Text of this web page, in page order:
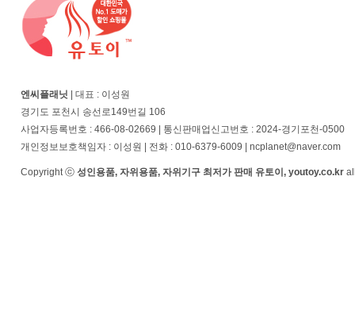
엔씨플래닛 | 대표 : 이성원
경기도 포천시 송선로149번길 106
사업자등록번호 : 466-08-02669 | 통신판매업신고번호 : 2024-경기포천-0500
개인정보보호책임자 : 이성원 | 전화 : 010-6379-6009 | ncplanet@naver.com
Copyright ⓒ 성인용품, 자위용품, 자위기구 최저가 판매 유토이, youtoy.co.kr